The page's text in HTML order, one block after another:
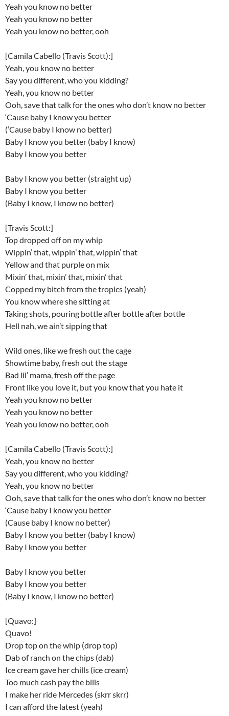
Yeah you know no better
Yeah you know no better
Yeah you know no better, ooh
[Camila Cabello (Travis Scott):]
Yeah, you know no better
Say you different, who you kidding?
Yeah, you know no better
Ooh, save that talk for the ones who don’t know no better
‘Cause baby I know you better
(‘Cause baby I know no better)
Baby I know you better (baby I know)
Baby I know you better
Baby I know you better (straight up)
Baby I know you better
(Baby I know, I know no better)
[Travis Scott:]
Top dropped off on my whip
Wippin’ that, wippin’ that, wippin’ that
Yellow and that purple on mix
Mixin’ that, mixin’ that, mixin’ that
Copped my bitch from the tropics (yeah)
You know where she sitting at
Taking shots, pouring bottle after bottle after bottle
Hell nah, we ain’t sipping that
Wild ones, like we fresh out the cage
Showtime baby, fresh out the stage
Bad lil’ mama, fresh off the page
Front like you love it, but you know that you hate it
Yeah you know no better
Yeah you know no better
Yeah you know no better, ooh
[Camila Cabello (Travis Scott):]
Yeah, you know no better
Say you different, who you kidding?
Yeah, you know no better
Ooh, save that talk for the ones who don’t know no better
‘Cause baby I know you better
(Cause baby I know no better)
Baby I know you better (baby I know)
Baby I know you better
Baby I know you better
Baby I know you better
(Baby I know, I know no better)
[Quavo:]
Quavo!
Drop top on the whip (drop top)
Dab of ranch on the chips (dab)
Ice cream gave her chills (ice cream)
Too much cash pay the bills
I make her ride Mercedes (skrr skrr)
I can afford the latest (yeah)